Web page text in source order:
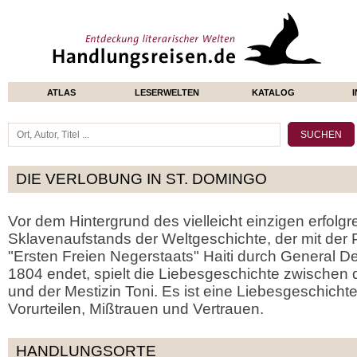
ATLAS LESERWELTEN KATALOG
DIE VERLOBUNG IN ST. DOMINGO
Vor dem Hintergrund des vielleicht einzigen
Sklavenaufstands der Weltgeschichte, der mit der
"Ersten Freien Negerstaats" Haiti durch General
1804 endet, spielt die Liebesgeschichte zwischen
und der Mestizin Toni. Es ist eine
Vorurteilen, Mißtrauen und Vertrauen.
HANDLUNGSORTE